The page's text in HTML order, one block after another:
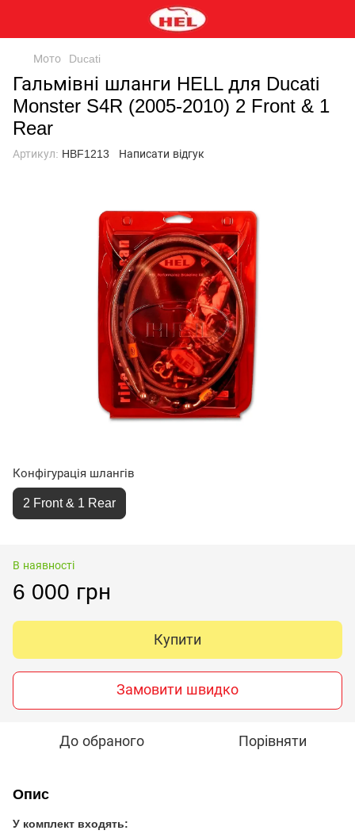
Мото Ducati
Гальмівні шланги HELL для Ducati
Monster S4R (2005-2010) 2 Front & 1
Rear
Артикул: HBF1213 Написати відгук
Конфігурація шлангів
2 Front & 1 Rear
В наявності
6 000 грн
Купити
Замовити швидко
До обраного Порівняти
Опис
У комплект входять: